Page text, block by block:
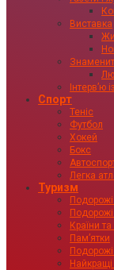
Виставка
Інтервʼю
Спорт
Теніс
Футбол
Хокей
Бокс
Легка
Туризм
Подорожі
Подорожі
Країни та
Пам’ятки
Подорожі
Найкращі